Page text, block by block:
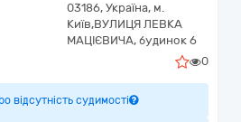
03186, Україна, м.
Київ,ВУЛИЦЯ ЛЕВКА
МАЦІЄВИЧА, будинок 6
0
відсутність судимості